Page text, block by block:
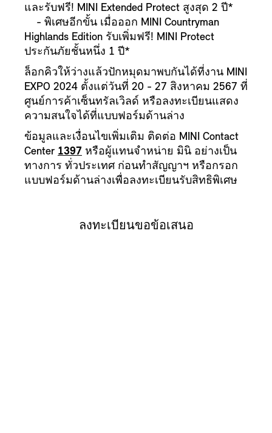
และรับฟรี! MINI Extended Protect สูงสุด 2 ปี*
- พิเศษอีกขั้น เมื่อออก MINI Countryman
Highlands Edition รับเพิ่มฟรี! MINI Protect
ประกันภัยชั้นหนึ่ง 1 ปี*
ล็อกคิวให้ว่างแล้วปักหมุดมาพบกันได้ที่งาน MINI
EXPO 2024 ตั้งแต่วันที่ 20 - 27 สิงหาคม 2567 ที่
ศูนย์การค้าเซ็นทรัลเวิลด์ หรือลงทะเบียนแสดง
ความสนใจได้ที่แบบฟอร์มด้านล่าง
ข้อมูลและเงื่อนไขเพิ่มเติม ติดต่อ MINI Contact
Center 1397 หรือผู้แทนจำหน่าย มินิ อย่างเป็น
ทางการ ทั่วประเทศ ก่อนทำสัญญาฯ หรือกรอก
แบบฟอร์มด้านล่างเพื่อลงทะเบียนรับสิทธิพิเศษ
ลงทะเบียนขอข้อเสนอ